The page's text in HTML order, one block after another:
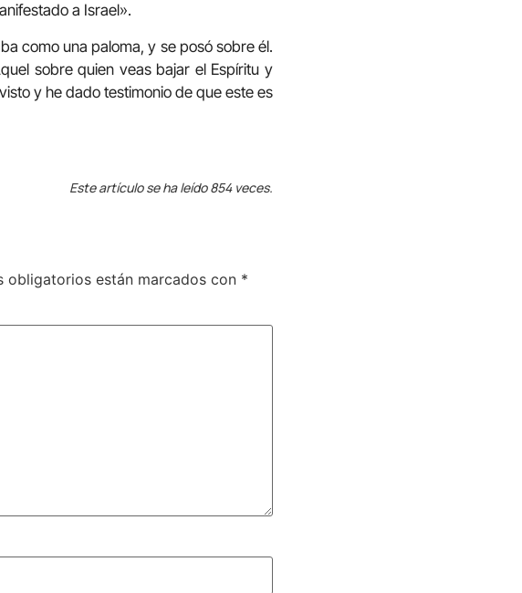
a Israel».
como una paloma, y se posó sobre él.
sobre quien veas bajar el Espíritu y
y he dado testimonio de que este es
Este artículo se ha leído 854 veces.
obligatorios están marcados con *